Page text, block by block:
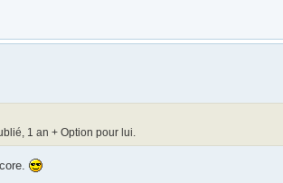
1 an + Option pour lui.